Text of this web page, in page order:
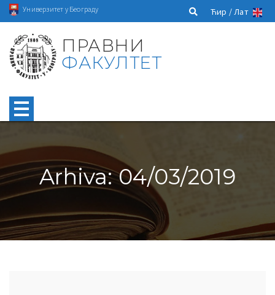
Универзитет у Београду Ћир /Лат
ПРАВНИ
ФАКУЛТЕТ
Arhiva: 04/03/2019